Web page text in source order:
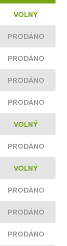
VOLNÝ
PRODÁNO
PRODÁNO
PRODÁNO
PRODÁNO
VOLNÝ
PRODÁNO
VOLNÝ
PRODÁNO
PRODÁNO
PRODÁNO